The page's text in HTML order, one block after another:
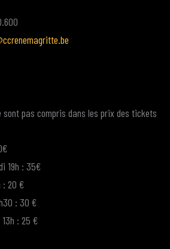
pas compris dans les prix des tickets
19h : 35€
: 20 €
: 30 €
: 25 €